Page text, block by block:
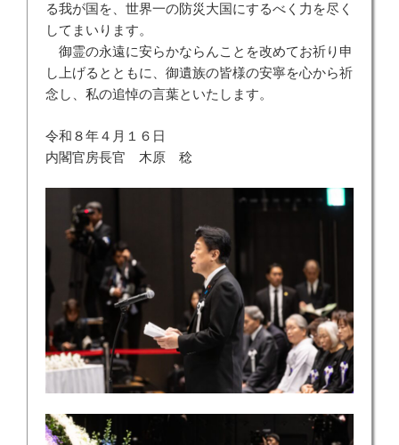
る我が国を、世界一の防災大国にするべく力を尽く
してまいります。
御霊の永遠に安らかならんことを改めてお祈り申
し上げるとともに、御遺族の皆様の安寧を心から祈
念し、私の追悼の言葉といたします。
令和８年４月１６日
内閣官房長官 木原 稔